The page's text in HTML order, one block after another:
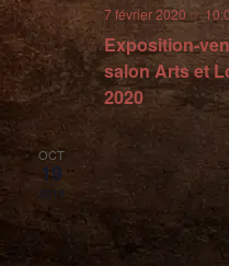
7 février 2020 ☞
Exposition-
salon Arts et
2020
OCT
19
2019